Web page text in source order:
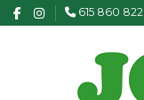
615 860 822